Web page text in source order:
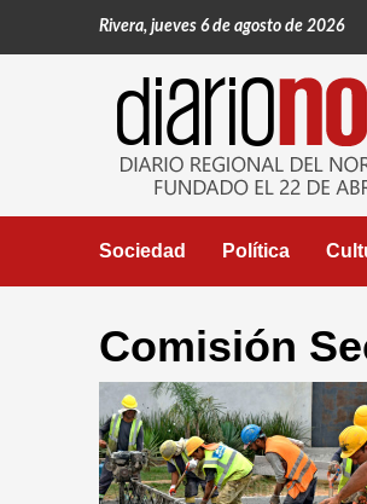
Rivera, jueves 6 de agosto de 2026
Sociedad Política
Comisión